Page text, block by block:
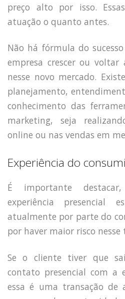
preço alto por isso.
atuação o quanto antes.
Não há fórmula do
empresa crescer ou
nesse novo mercado.
planejamento,
conhecimento das
marketing, seja
online ou nas vendas em
Experiência do
É importante
experiência presencial
atualmente por parte do
por haver maior risco nesse
Se o cliente tiver que
contato presencial com a
essa é uma transação de